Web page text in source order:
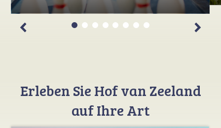
Erleben Sie Hof van Zeeland
auf Ihre Art